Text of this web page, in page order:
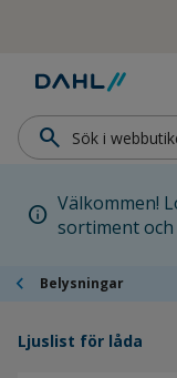
Hoppa till
search
info Välkommen!
sortiment
chevron_left Belysningar
Ljuslist för låda